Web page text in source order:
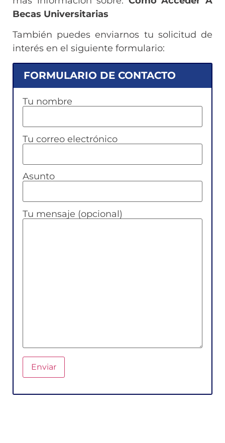
Becas Universitarias
También puedes enviarnos tu solicitud de
interés en el siguiente formulario:
FORMULARIO DE CONTACTO
Tu nombre
Tu correo electrónico
Asunto
Tu mensaje (opcional)